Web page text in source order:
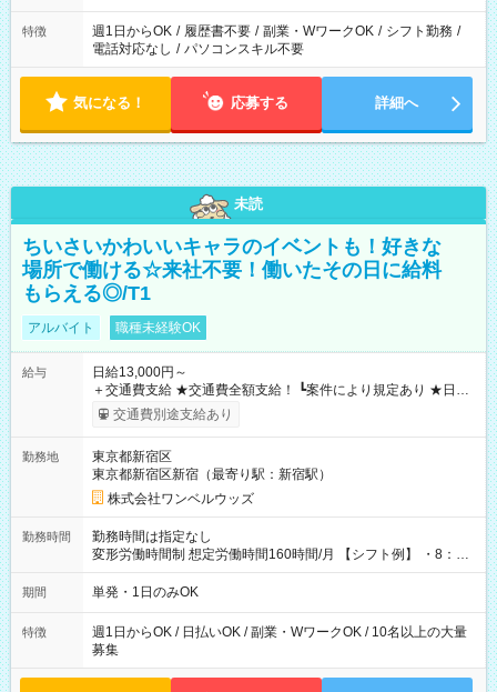
特徴 週1日からOK / 履歴書不要 / 副業・WワークOK / シフト勤務 /
電話対応なし / パソコンスキル不要
気になる！ 応募する 詳細へ
未読
ちいさいかわいいキャラのイベントも！好きな
場所で働ける☆来社不要！働いたその日に給料
もらえる◎/T1
アルバイト 職種未経験OK
給与
日給13,000円～
＋交通費支給 ★交通費全額支給！ ┗案件により規定あり ★日払
いOK！（規定あり） ┗働いたその日に現金GET♪ お仕事後はコ
ンビニATMから 日払い分を引き落とせます！ 【試用期間】試
交通費別途支給あり
勤務地
東京都新宿区
東京都新宿区新宿（最寄り駅：新宿駅）
株式会社ワンベルウッズ
勤務時間
勤務時間は指定なし
変形労働時間制 想定労働時間160時間/月 【シフト例】 ・8：00
～21：00
期間 単発・1日のみOK
特徴
週1日からOK / 日払いOK / 副業・WワークOK / 10名以上の大量
募集